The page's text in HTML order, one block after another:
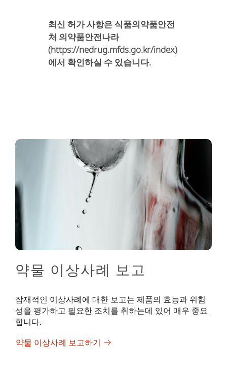
최신 허가 사항은 식품의약품안전
처 의약품안전나라
(https://nedrug.mfds.go.kr/index)
에서 확인하실 수 있습니다.
약물 이상사례 보고
잠재적인 이상사례에 대한 보고는 제품의 효능과 위험
성을 평가하고 필요한 조치를 취하는데 있어 매우 중요
합니다.
약물 이상사례 보고하기